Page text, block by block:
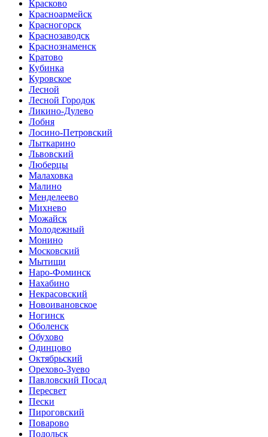
Красково
Красноармейск
Красногорск
Краснозаводск
Краснознаменск
Кратово
Кубинка
Куровское
Лесной
Лесной Городок
Ликино-Дулево
Лобня
Лосино-Петровский
Лыткарино
Львовский
Люберцы
Малаховка
Малино
Менделеево
Михнево
Можайск
Молодежный
Монино
Московский
Мытищи
Наро-Фоминск
Нахабино
Некрасовский
Новоивановское
Ногинск
Оболенск
Обухово
Одинцово
Октябрьский
Орехово-Зуево
Павловский Посад
Пересвет
Пески
Пироговский
Поварово
Подольск